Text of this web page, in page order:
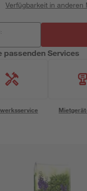
Verfügbarkeit in anderen
passenden Services